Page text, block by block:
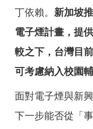
丁依賴。 新加坡
電子煙計畫，提
較之下，台灣目
可考慮納入校園
面對電子煙與新
下一步能否從「